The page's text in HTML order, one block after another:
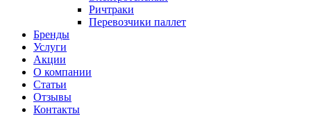
Ричтраки
Перевозчики паллет
Бренды
Услуги
Акции
О компании
Статьи
Отзывы
Контакты